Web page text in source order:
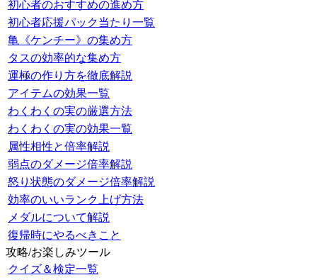
初心者のおすすめの進め方
初心者応援パック当たり一覧
亀《ケンチー》の集め方
タスの効率的な集め方
運極の作り方を徹底解説
アイテムの効果一覧
わくわくの実の厳選方法
わくわくの実の効果一覧
属性相性と倍率解説
弱点のダメージ倍率解説
怒り状態のダメージ倍率解説
効率のいいランク上げ方法
メダルについて解説
復帰時にやるべきこと
攻略/お楽しみツール
クイズ＆検定一覧